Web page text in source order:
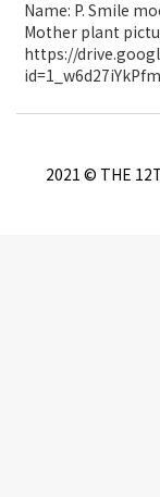
Name: P. Smile
Mother plant
https://
2021 © THE